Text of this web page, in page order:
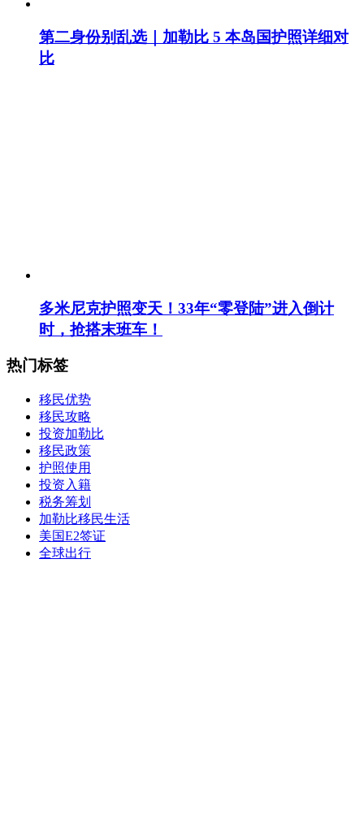
第二身份别乱选｜加勒比 5 本岛国护照详细对
比
多米尼克护照变天！33年“零登陆”进入倒计
时，抢搭末班车！
热门标签
移民优势
移民攻略
投资加勒比
移民政策
护照使用
投资入籍
税务筹划
加勒比移民生活
美国E2签证
全球出行